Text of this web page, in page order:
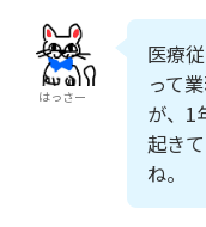
はっさー
医療
って
が、1
起き
ね。